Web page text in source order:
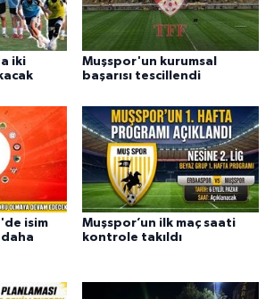
iki
Muşspor'un kurumsal
başarısı tescillendi
isim
Muşspor’un ilk maç saati
kontrole takıldı